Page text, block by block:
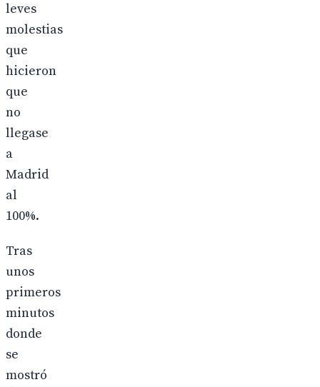
leves
molestias
que
hicieron
que
no
llegase
a
Madrid
al
100%.
Tras
unos
primeros
minutos
donde
se
mostró